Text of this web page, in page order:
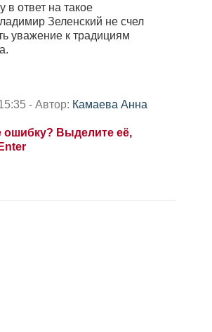
в ответ на такое
Зеленский не счел
уважение к традициям
- Автор: Камаева Анна
ошибку? Выделите её,